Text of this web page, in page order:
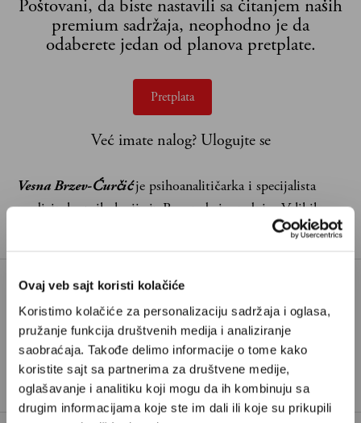
Ovaj veb sajt koristi kolačiće
Koristimo kolačiće za personalizaciju sadržaja i oglasa,
pružanje funkcija društvenih medija i analiziranje
saobraćaja. Takođe delimo informacije o tome kako
koristite sajt sa partnerima za društvene medije,
oglašavanje i analitiku koji mogu da ih kombinuju sa
drugim informacijama koje ste im dali ili koje su prikupili
Poštovani, da biste nastavili sa čitanjem naših
premium sadržaja, neophodno je da
odaberete jedan od planova pretplate.
Pretplata
Već imate nalog? Ulogujte se
Vesna Brzev-Ćurčićje psihoanalitičarka i specijalista
medicinske psihologije iz Beograda i saradnica Velikih
TAGOVI:
ARNOLD ŠVARCENEGER
DEČJA PSIHOLOGIJA
ODRASTANJE
TERMINATOR
VASPITANJE DECE